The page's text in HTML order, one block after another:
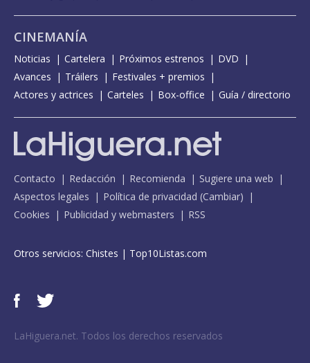
CINEMANÍA
Noticias Cartelera Próximos estrenos
DVD
Avances
Tráilers
Festivales + premios
Actores y actrices
Carteles Box-office Guía / directorio
Contacto Redacción Recomienda
Sugiere una web
Aspectos legales
Política de privacidad (Cambiar)
Cookies
Publicidad y webmasters RSS
Otros servicios: Chistes | Top10Listas.com
LaHiguera.net. Todos los derechos reservados